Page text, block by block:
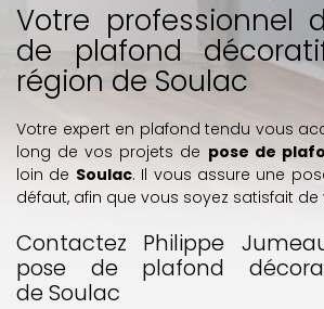
Votre professionnel
de plafond
région de Soulac
Votre expert en plafond tendu vous
long de vos projets de pose de
loin de Soulac. Il vous assure une
défaut, afin que vous soyez satisfait de
Contactez Philippe
pose de plafond
de Soulac